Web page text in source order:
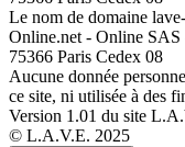
Le nom de domaine
Online.net - Online SAS
75366 Paris Cedex 08
Aucune donnée
ce site, ni utilisée à des
Version 1.01 du site
© L.A.V.E. 2025